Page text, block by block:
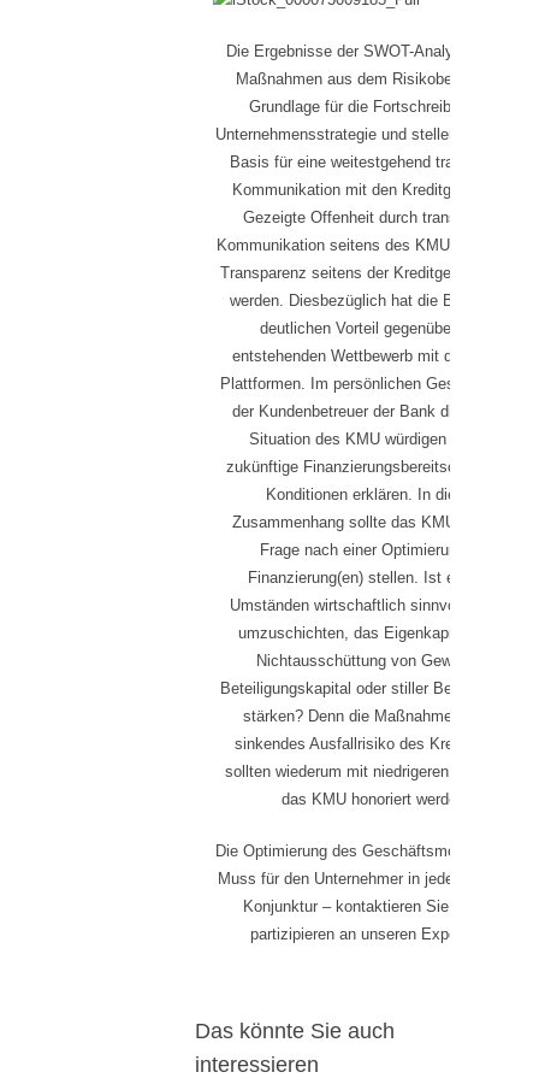
Die Ergebnisse der SWOT-Analyse und die
Maßnahmen aus dem Risikobericht sind
Grundlage für die Fortschreibung der
Unternehmensstrategie und stellen eine solide
Basis für eine weitestgehend transparente
Kommunikation mit den Kreditgebern dar.
Gezeigte Offenheit durch transparente
Kommunikation seitens des KMU sollte durch
Transparenz seitens der Kreditgeber erwidert
werden. Diesbezüglich hat die Bank einen
deutlichen Vorteil gegenüber dem
entstehenden Wettbewerb mit den Kredit-
Plattformen. Im persönlichen Gespräch kann
der Kundenbetreuer der Bank die aktuelle
Situation des KMU würdigen und die
zukünftige Finanzierungsbereitschaft nebst
Konditionen erklären. In diesem
Zusammenhang sollte das KMU auch die
Frage nach einer Optimierung der
Finanzierung(en) stellen. Ist es unter
Umständen wirtschaftlich sinnvoll, Kredite
umzuschichten, das Eigenkapital durch
Nichtausschüttung von Gewinnen,
Beteiligungskapital oder stiller Beteiligung zu
stärken? Denn die Maßnahmen für ein
sinkendes Ausfallrisiko des Kreditgebers
sollten wiederum mit niedrigeren Kosten für
das KMU honoriert werden.
Die Optimierung des Geschäftsmodells ist ein
Muss für den Unternehmer in jeder Phase der
Konjunktur – kontaktieren Sie uns und
partizipieren an unseren Expertisen!
Das könnte Sie auch
interessieren